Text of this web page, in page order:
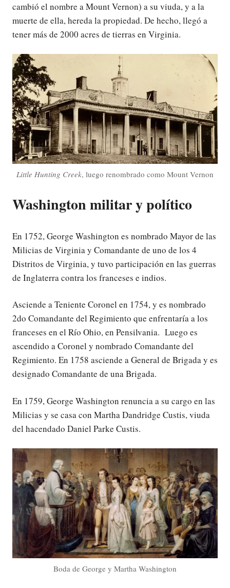
cambió el nombre a Mount Vernon) a su viuda, y a la
muerte de ella, hereda la propiedad. De hecho, llegó a
tener más de 2000 acres de tierras en Virginia.
Little Hunting Creek, luego renombrado como Mount Vernon
Washington militar y político
En 1752, George Washington es nombrado Mayor de las
Milicias de Virginia y Comandante de uno de los 4
Distritos de Virginia, y tuvo participación en las guerras
de Inglaterra contra los franceses e indios.
Asciende a Teniente Coronel en 1754, y es nombrado
2do Comandante del Regimiento que enfrentaría a los
franceses en el Río Ohio, en Pensilvania. Luego es
ascendido a Coronel y nombrado Comandante del
Regimiento. En 1758 asciende a General de Brigada y es
designado Comandante de una Brigada.
En 1759, George Washington renuncia a su cargo en las
Milicias y se casa con Martha Dandridge Custis, viuda
del hacendado Daniel Parke Custis.
Boda de George y Martha Washington